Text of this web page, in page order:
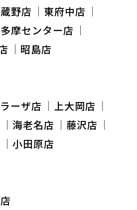
野店
東府中店
多摩センター店
昭島店
ーザ店
上大岡店
海老名店
藤沢店
小田原店